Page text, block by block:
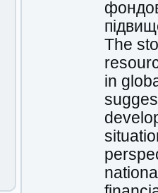
The
in